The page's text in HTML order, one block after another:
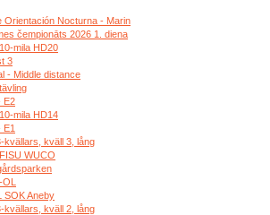
Orientación Nocturna - Marin
čempionāts 2026 1. diena
mila HD20
3
- Middle distance
E2
mila HD14
E1
kvällars, kväll 3, lång
WUCO
SOK Aneby
kvällars, kväll 2, lång